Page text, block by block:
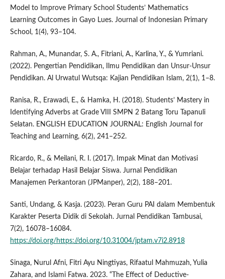
Model to Improve Primary School Students’ Mathematics
Learning Outcomes in Gayo Lues. Journal of Indonesian Primary
School, 1(4), 93–104.
Rahman, A., Munandar, S. A., Fitriani, A., Karlina, Y., & Yumriani.
(2022). Pengertian Pendidikan, Ilmu Pendidikan dan Unsur-Unsur
Pendidikan. Al Urwatul Wutsqa: Kajian Pendidikan Islam, 2(1), 1–8.
Ranisa, R., Erawadi, E., & Hamka, H. (2018). Students’ Mastery in
Identifying Adverbs at Grade VIII SMPN 2 Batang Toru Tapanuli
Selatan. ENGLISH EDUCATION JOURNAL: English Journal for
Teaching and Learning, 6(2), 241–252.
Ricardo, R., & Meilani, R. I. (2017). Impak Minat dan Motivasi
Belajar terhadap Hasil Belajar Siswa. Jurnal Pendidikan
Manajemen Perkantoran (JPManper), 2(2), 188–201.
Santi, Undang, & Kasja. (2023). Peran Guru PAI dalam Membentuk
Karakter Peserta Didik di Sekolah. Jurnal Pendidikan Tambusai,
7(2), 16078–16084.
https://doi.org/https://doi.org/10.31004/jptam.v7i2.8918
Sinaga, Nurul Afni, Fitri Ayu Ningtiyas, Rifaatul Mahmuzah, Yulia
Zahara, and Islami Fatwa. 2023. “The Effect of Deductive-